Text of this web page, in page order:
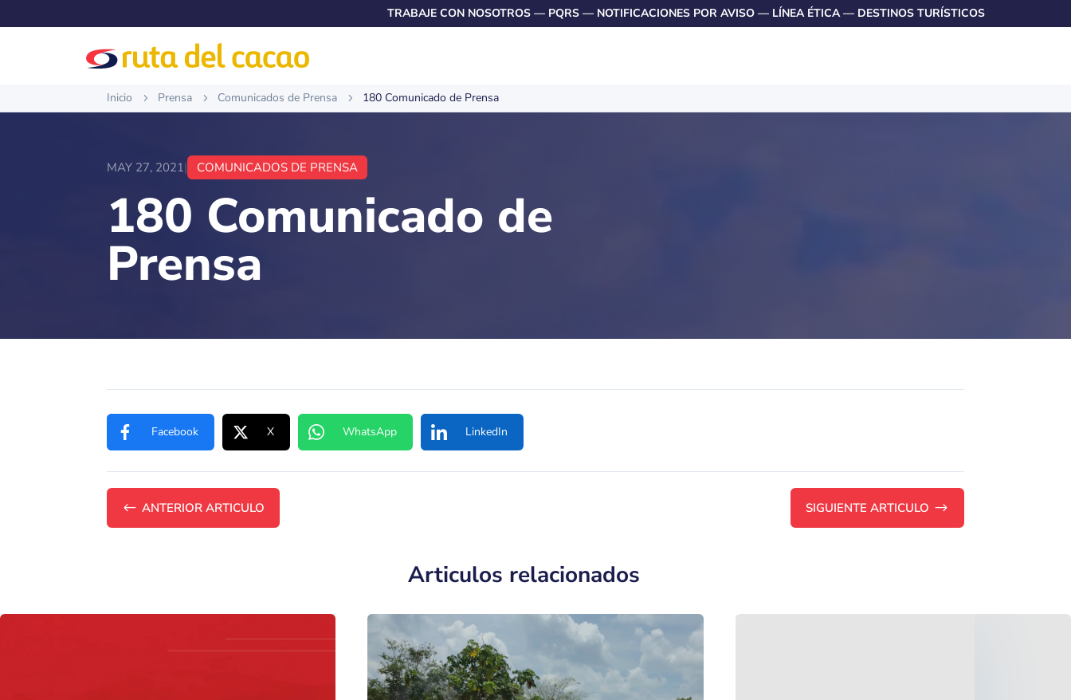
TRABAJE CON NOSOTROS — PQRS — NOTIFICACIONES POR AVISO — LÍNEA ÉTICA— DESTINOS TURÍSTICOS
Inicio 5 Prensa 5 Comunicados de Prensa 5 180 Comunicado de Prensa
MAY 27, 2021| COMUNICADOS DE PRENSA
180 Comunicado de
Prensa
Facebook X WhatsApp LinkedIn
# ANTERIOR ARTICULO SIGUIENTE ARTICULO $
Articulos relacionados